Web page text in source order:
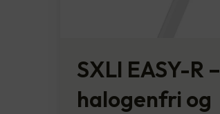
SXLI EASY-R –
halogenfri og